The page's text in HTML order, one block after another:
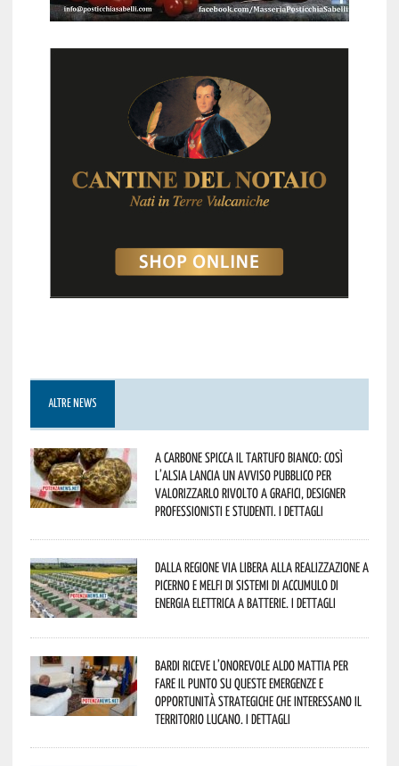
ALTRE NEWS
A Carbone spicca il tartufo bianco: così
l’Alsia lancia un avviso pubblico per
valorizzarlo rivolto a grafici, designer
professionisti e studenti. I dettagli
Dalla Regione via libera alla realizzazione a
Picerno e Melfi di sistemi di accumulo di
energia elettrica a batterie. I dettagli
Bardi riceve l’onorevole Aldo Mattia per
fare il punto su queste emergenze e
opportunità strategiche che interessano il
territorio lucano. I dettagli